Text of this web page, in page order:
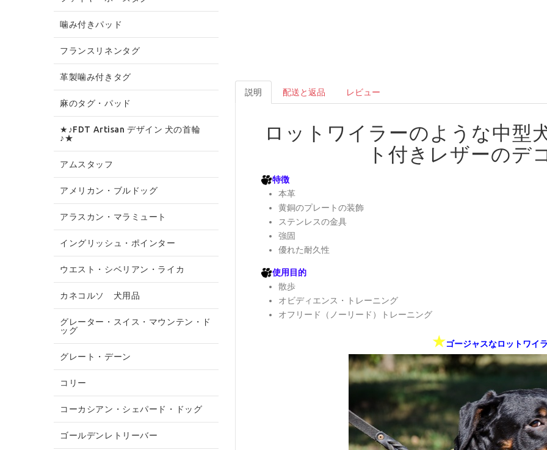
説明 配送と返品 レビュー
ロットワイラーのような中型
ト付きレザーのデ
特徴
本革
黄銅のプレートの装飾
ステンレスの金具
強固
優れた耐久性
使用目的
散歩
オビディエンス・トレーニング
オフリード（ノーリード）トレーニング
★ゴージャスなロットワイ
噛み付きパッド
フランスリネンタグ
革製噛み付きタグ
麻のタグ・パッド
★♪FDT Artisan デザイン 犬の首輪
♪★
アムスタッフ
アメリカン・ブルドッグ
アラスカン・マラミュート
イングリッシュ・ポインター
ウエスト・シベリアン・ライカ
カネコルソ 犬用品
グレーター・スイス・マウンテン・ド
ッグ
グレート・デーン
コリー
コーカシアン・シェパード・ドッグ
ゴールデンレトリーバー